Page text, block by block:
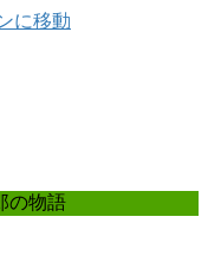
に移動
の物語